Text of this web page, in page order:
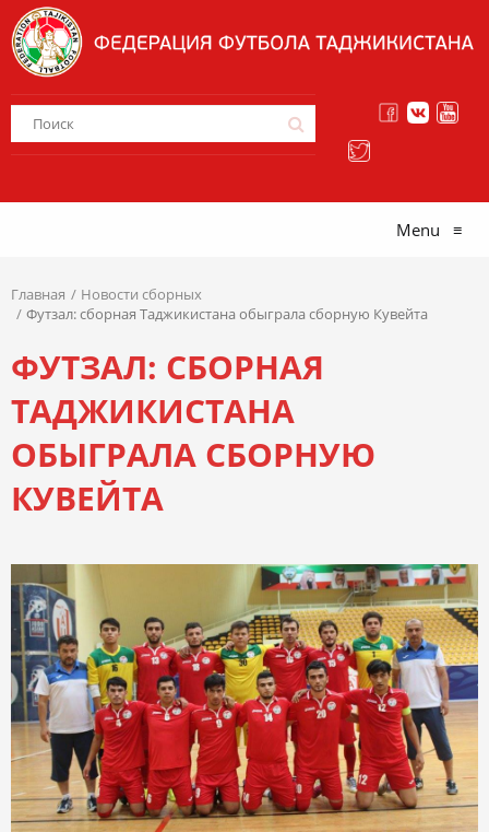
Menu ≡
Главная
Новости сборных
Футзал: сборная Таджикистана обыграла сборную Кувейта
ФУТЗАЛ: СБОРНАЯ
ТАДЖИКИСТАНА
ОБЫГРАЛА СБОРНУЮ
КУВЕЙТА